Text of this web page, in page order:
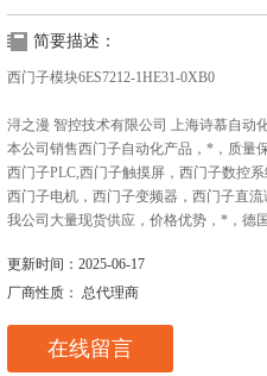
简要描述：
西门子模块6ES7212-1HE31-0XB0
浔之漫 智控技术有限公司 上海诗慕自动
本公司销售西门子自动化产品，*，质量
西门子PLC,西门子触摸屏，西门子数控
西门子电机，西门子变频器，西门子直
我公司大量现货供应，价格优势，*，德
更新时间：2025-06-17
厂商性质： 总代理商
在线留言